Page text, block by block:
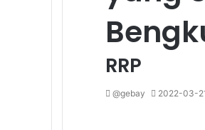
RRP
@gebay 2022-03-